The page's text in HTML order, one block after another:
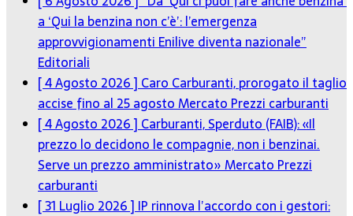
a ‘Qui la benzina non c’è’: l’emergenza
approvvigionamenti Enilive diventa nazionale”
Editoriali
[ 4 Agosto 2026 ] Caro Carburanti, prorogato il taglio
accise fino al 25 agostoMercato Prezzi carburanti
[ 4 Agosto 2026 ] Carburanti, Sperduto (FAIB): «Il
prezzo lo decidono le compagnie, non i benzinai.
Serve un prezzo amministrato»Mercato Prezzi
carburanti
[ 31 Luglio 2026 ] IP rinnova l’accordo con i gestori: